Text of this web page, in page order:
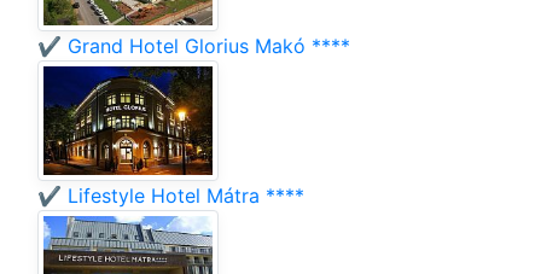
✔️ Grand Hotel Glorius Makó ****
✔️ Lifestyle Hotel Mátra ****